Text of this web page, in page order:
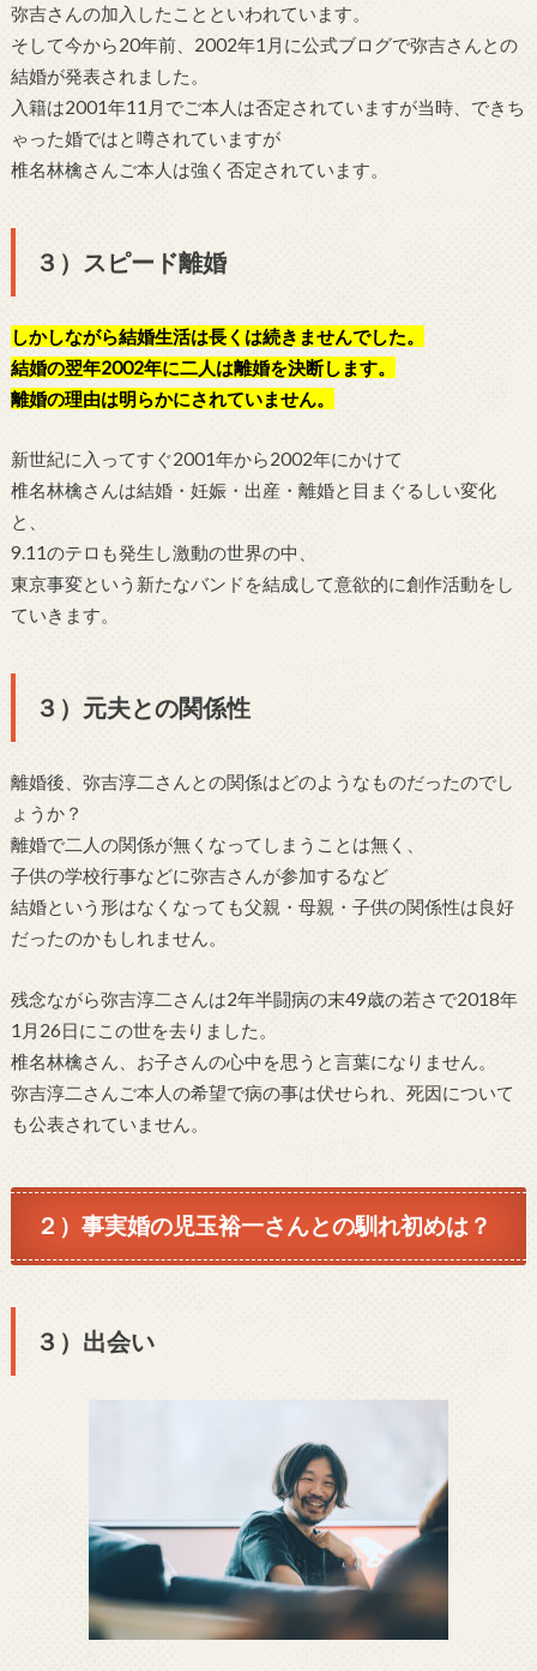
弥吉さんの加入したことといわれています。
そして今から20年前、2002年1月に公式ブログで弥吉さんとの
結婚が発表されました。
入籍は2001年11月でご本人は否定されていますが当時、できち
ゃった婚ではと噂されていますが
椎名林檎さんご本人は強く否定されています。
３）スピード離婚
しかしながら結婚生活は長くは続きませんでした。
結婚の翌年2002年に二人は離婚を決断します。
離婚の理由は明らかにされていません。
新世紀に入ってすぐ2001年から2002年にかけて
椎名林檎さんは結婚・妊娠・出産・離婚と目まぐるしい変化
と、
9.11のテロも発生し激動の世界の中、
東京事変という新たなバンドを結成して意欲的に創作活動をし
ていきます。
３）元夫との関係性
離婚後、弥吉淳二さんとの関係はどのようなものだったのでし
ょうか？
離婚で二人の関係が無くなってしまうことは無く、
子供の学校行事などに弥吉さんが参加するなど
結婚という形はなくなっても父親・母親・子供の関係性は良好
だったのかもしれません。
残念ながら弥吉淳二さんは2年半闘病の末49歳の若さで2018年
1月26日にこの世を去りました。
椎名林檎さん、お子さんの心中を思うと言葉になりません。
弥吉淳二さんご本人の希望で病の事は伏せられ、死因について
も公表されていません。
２）事実婚の児玉裕一さんとの馴れ初めは？
３）出会い